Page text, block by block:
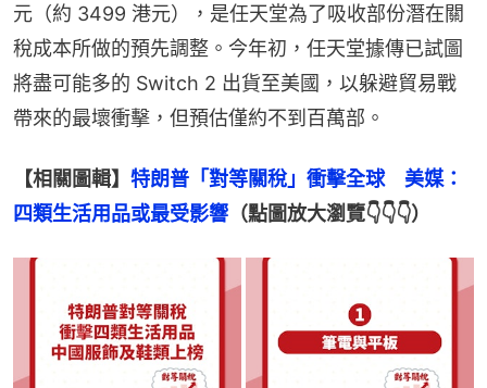
元（約 3499 港元），是任天堂為了吸收部份潛在關
稅成本所做的預先調整。今年初，任天堂據傳已試圖
將盡可能多的 Switch 2 出貨至美國，以躲避貿易戰
帶來的最壞衝擊，但預估僅約不到百萬部。
【相關圖輯】 特朗普「對等關稅」衝擊全球　美媒：
四類生活用品或最受影響 （點圖放大瀏覽👇👇👇）